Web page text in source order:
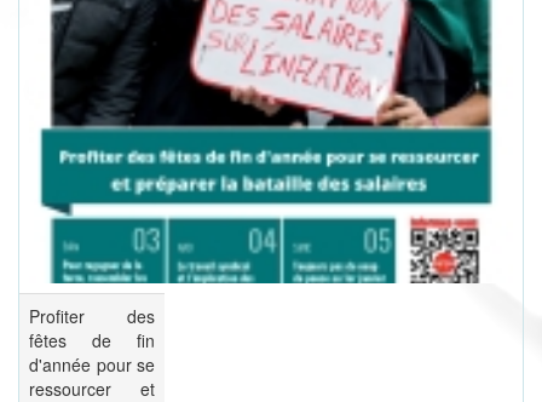
Profiter des
fêtes de fin
d'année pour se
ressourcer et